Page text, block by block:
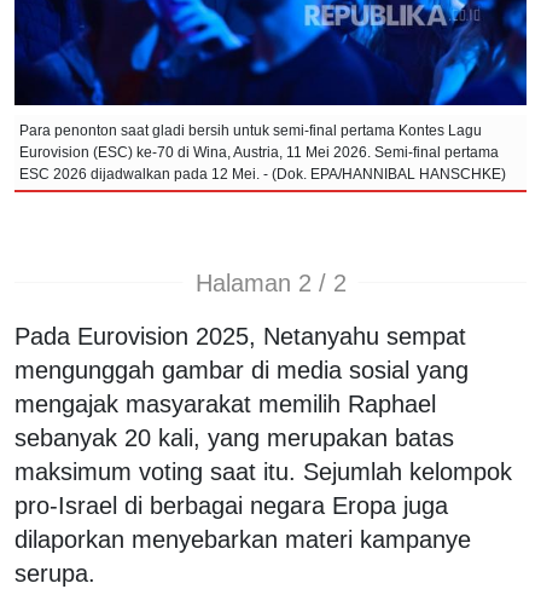
Para penonton saat gladi bersih untuk semi-final pertama Kontes Lagu
Eurovision (ESC) ke-70 di Wina, Austria, 11 Mei 2026. Semi-final pertama
ESC 2026 dijadwalkan pada 12 Mei. - (Dok. EPA/HANNIBAL HANSCHKE)
Halaman 2 / 2
Pada Eurovision 2025, Netanyahu sempat
mengunggah gambar di media sosial yang
mengajak masyarakat memilih Raphael
sebanyak 20 kali, yang merupakan batas
maksimum voting saat itu. Sejumlah kelompok
pro-Israel di berbagai negara Eropa juga
dilaporkan menyebarkan materi kampanye
serupa.